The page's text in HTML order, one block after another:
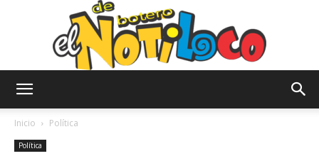
Inicio Política
Política